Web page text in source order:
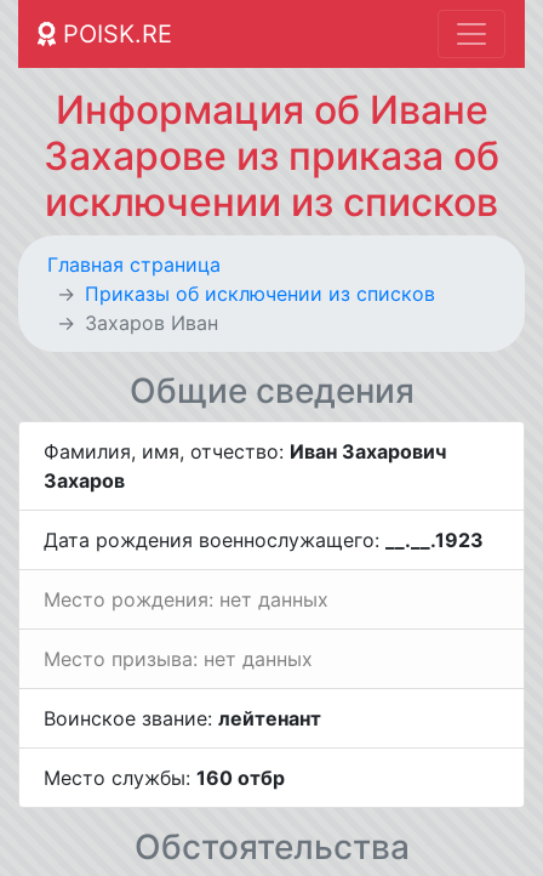
POISK.RE
Информация об Иване
Захарове из приказа об
исключении из списков
Главная страница
Приказы об исключении из списков
Захаров Иван
Общие сведения
Фамилия, имя, отчество: Иван Захарович
Захаров
Дата рождения военнослужащего: __.__.1923
Место рождения: нет данных
Место призыва: нет данных
Воинское звание: лейтенант
Место службы: 160 отбр
Обстоятельства